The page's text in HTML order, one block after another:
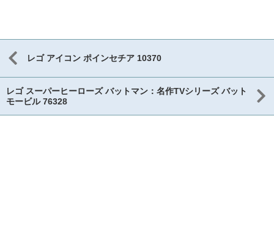
レゴ アイコン ポインセチア 10370
レゴ スーパーヒーローズ バットマン：名作TVシリーズ バット
モービル 76328